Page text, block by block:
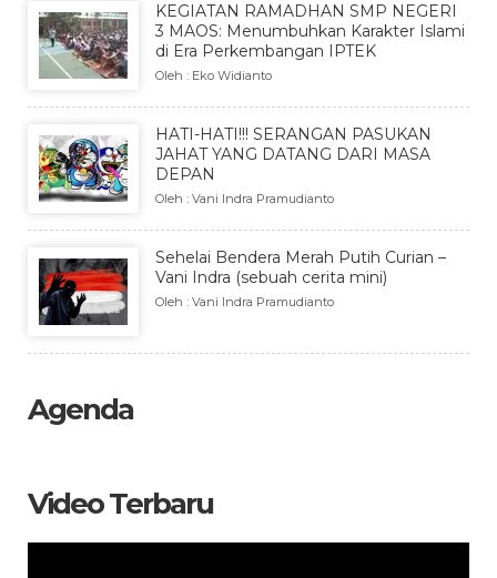
KEGIATAN RAMADHAN SMP NEGERI
3 MAOS: Menumbuhkan Karakter Islami
di Era Perkembangan IPTEK
Oleh : Eko Widianto
HATI-HATI!!! SERANGAN PASUKAN
JAHAT YANG DATANG DARI MASA
DEPAN
Oleh : Vani Indra Pramudianto
Sehelai Bendera Merah Putih Curian –
Vani Indra (sebuah cerita mini)
Oleh : Vani Indra Pramudianto
Agenda
Video Terbaru